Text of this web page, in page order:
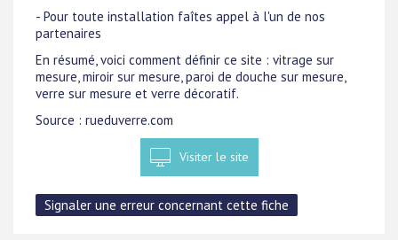
- Pour toute installation faîtes appel à l'un de nos
partenaires
En résumé, voici comment définir ce site : vitrage sur
mesure, miroir sur mesure, paroi de douche sur mesure,
verre sur mesure et verre décoratif.
Source : rueduverre.com
Visiter le site